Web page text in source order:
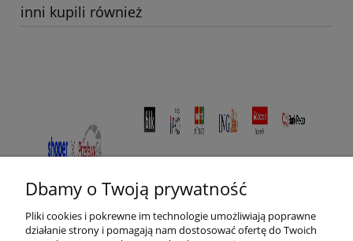
inni kupili również
Dbamy o Twoją prywatność
Pliki cookies i pokrewne im technologie umożliwiają poprawne
działanie strony i pomagają nam dostosować ofertę do Twoich